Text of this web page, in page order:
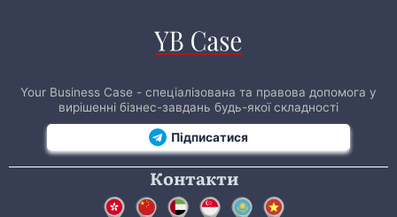
Your Business Case - спеціалізована та правова допомога у
вирішенні бізнес-завдань будь-якої складності
Підписатися
Контакти